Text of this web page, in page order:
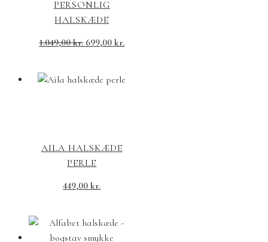
PERSONLIG
HALSKÆDE
1.049,00kr. 699,00kr.
AILA HALSKÆDE
PERLE
449,00kr.